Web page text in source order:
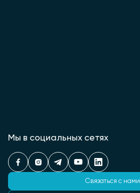
Мы в социальных сетях
Связаться с нами